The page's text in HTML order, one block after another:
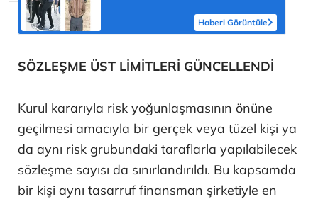
Haberi Görüntüle
SÖZLEŞME ÜST LİMİTLERİ GÜNCELLENDİ
Kurul kararıyla risk yoğunlaşmasının önüne
geçilmesi amacıyla bir gerçek veya tüzel kişi ya
da aynı risk grubundaki taraflarla yapılabilecek
sözleşme sayısı da sınırlandırıldı. Bu kapsamda
bir kişi aynı tasarruf finansman şirketiyle en